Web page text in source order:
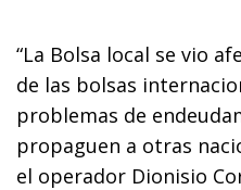
“La Bolsa local se vio
de las bolsas
problemas de
propaguen a otras
el operador Dionisio